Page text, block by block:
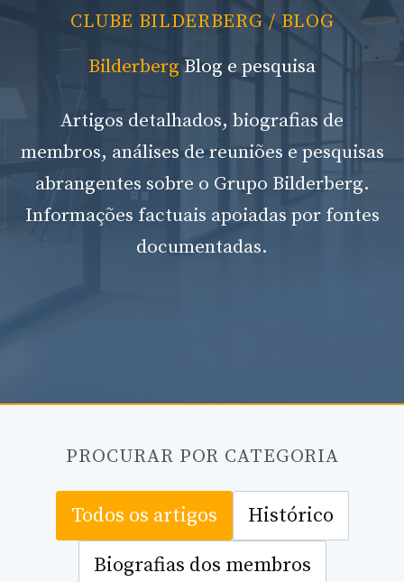
CLUBE BILDERBERG / BLOG
BilderbergBlog e pesquisa
Artigos detalhados, biografias de
membros, análises de reuniões e pesquisas
abrangentes sobre o Grupo Bilderberg.
Informações factuais apoiadas por fontes
documentadas.
PROCURAR POR CATEGORIA
Todos os artigos Histórico
Biografias dos membros